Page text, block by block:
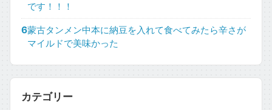
です！！！
6蒙古タンメン中本に納豆を入れて食べてみたら辛さが
マイルドで美味かった
カテゴリー